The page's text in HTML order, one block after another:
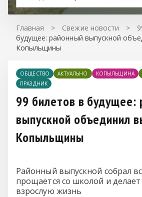
Главная > Свежие новости >
будущее: районный выпускной
Копыльщины
ОБЩЕСТВО АКТУАЛЬНО КОПЫЛЬЩИНА
ПРАЗДНИК
99 билетов в будущее:
выпускной объединил
Копыльщины
Районный выпускной собрал
прощается со школой и
взрослую жизнь